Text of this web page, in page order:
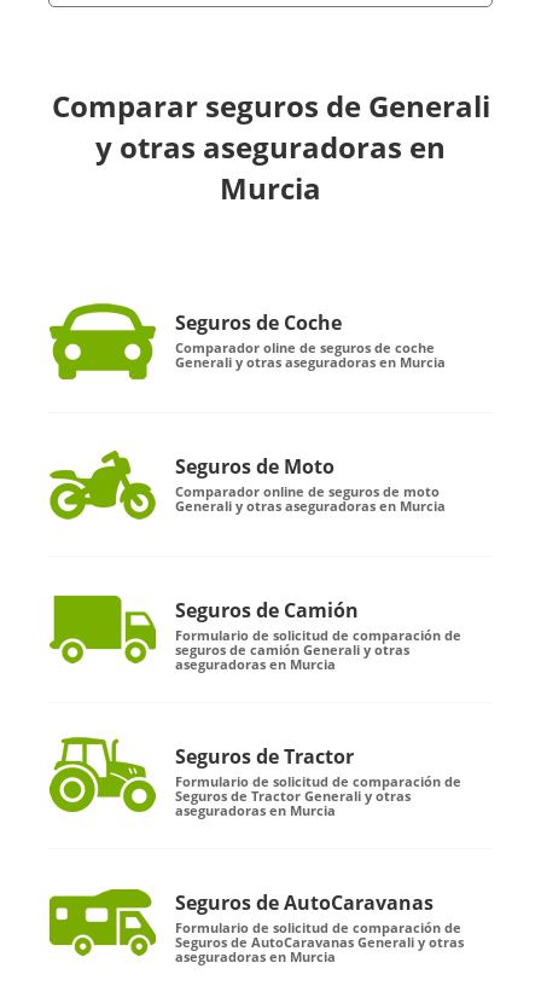
Comparar seguros de Generali
y otras aseguradoras en
Murcia
Seguros de Coche
Comparador oline de seguros de coche
Generali y otras aseguradoras en Murcia
Seguros de Moto
Comparador online de seguros de moto
Generali y otras aseguradoras en Murcia
Seguros de Camión
Formulario de solicitud de comparación de
seguros de camión Generali y otras
aseguradoras en Murcia
Seguros de Tractor
Formulario de solicitud de comparación de
Seguros de Tractor Generali y otras
aseguradoras en Murcia
Seguros de AutoCaravanas
Formulario de solicitud de comparación de
Seguros de AutoCaravanas Generali y otras
aseguradoras en Murcia